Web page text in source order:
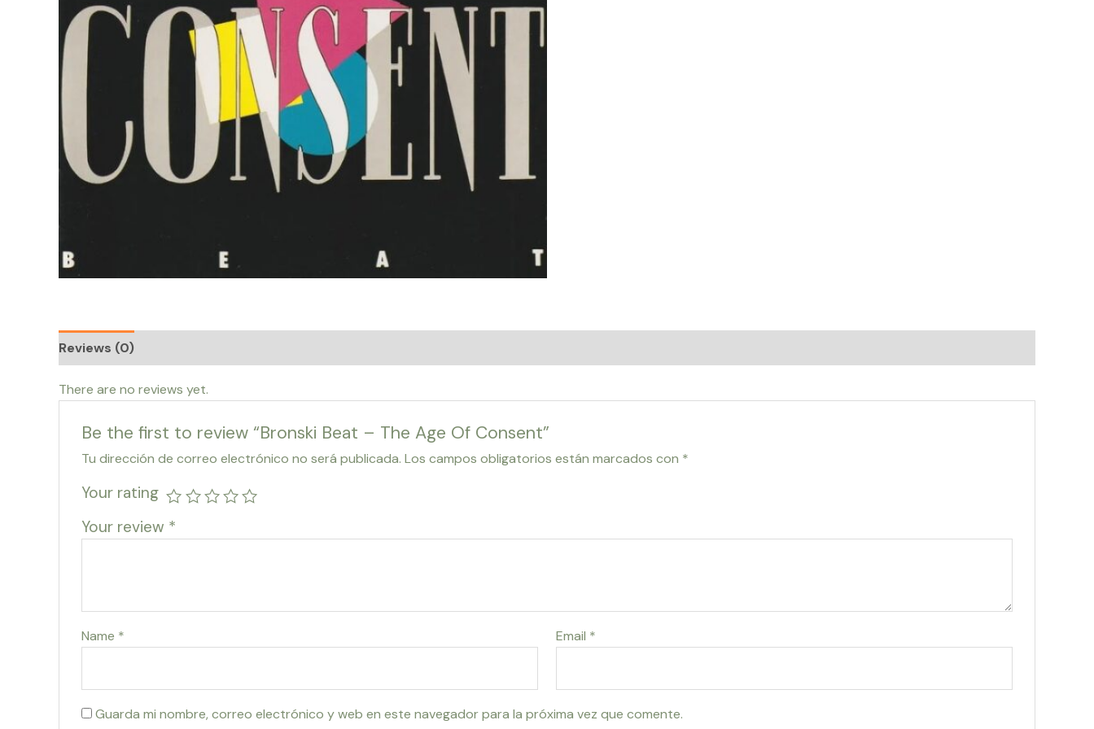
Reviews (0)
There are no reviews yet.
Be the first to review “Bronski Beat – The Age Of Consent”
Tu dirección de correo electrónico no será publicada. Los campos obligatorios están marcados con *
Your rating
Your review *
Name * Email *
Guarda mi nombre, correo electrónico y web en este navegador para la próxima vez que comente.